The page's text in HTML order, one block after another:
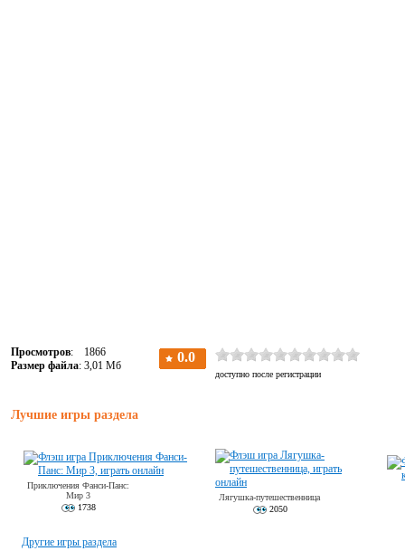
Просмотров: 1866
Размер файла: 3,01 Мб
Лучшие игры раздела
Приключения Фанси-Панс:
Мир 3
1738
Лягушка-путешественница
2050
Другие игры раздела